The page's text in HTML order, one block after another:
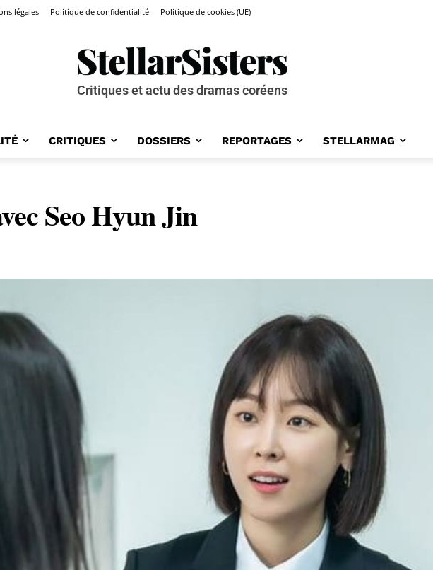
légales Politique de confidentialité Politique de cookies (UE)
Critiques et actu des dramas coréens
CRITIQUES DOSSIERS REPORTAGES STELLARMAG
Seo Hyun Jin